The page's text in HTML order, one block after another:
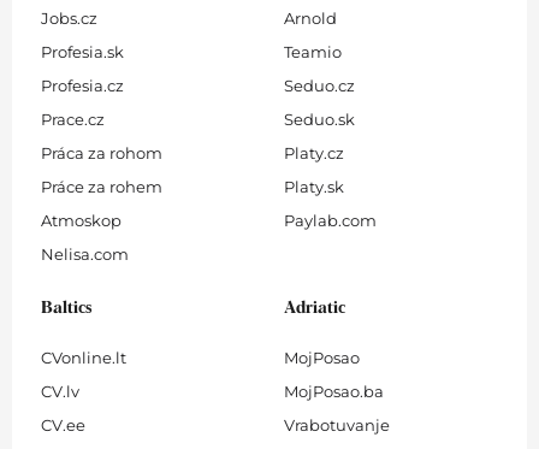
Jobs.cz
Profesia.sk
Profesia.cz
Prace.cz
Práca za rohom
Práce za rohem
Atmoskop
Nelisa.com
Arnold
Teamio
Seduo.cz
Seduo.sk
Platy.cz
Platy.sk
Paylab.com
Baltics
CVonline.lt
CV.lv
CV.ee
Adriatic
MojPosao
MojPosao.ba
Vrabotuvanje